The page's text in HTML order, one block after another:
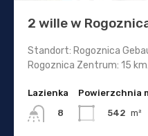
2 wille w
Standort: Rogoznica
Rogoznica Zentrum: 15
Lazienka
8
Powierzchnia
542 m²